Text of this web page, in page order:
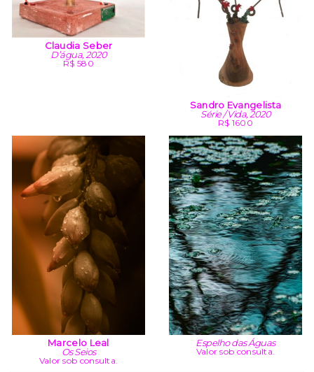
Claudia Seber
D’água, 2020
R$ 580
Sandro Evangelista
Série / Vida, 2020
R$ 1600
Marcelo Leal
Os Seios
Valor sob consulta.
Espelho das Águas
Valor sob consulta.